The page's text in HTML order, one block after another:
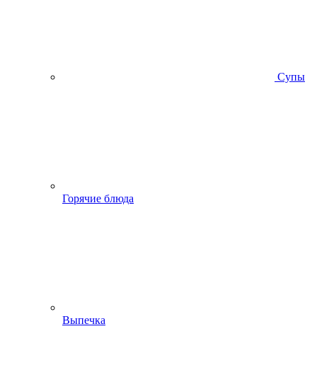
Супы
Горячие блюда
Выпечка